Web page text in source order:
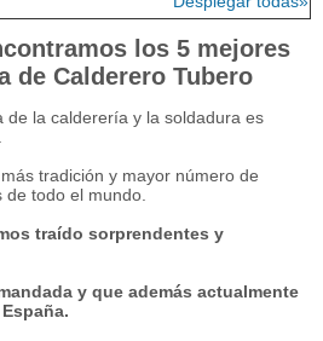
los 5 mejores
de Calderero Tubero
de la calderería y la soldadura es
tradición y mayor número de
todo el mundo.
traído sorprendentes y
y que además actualmente